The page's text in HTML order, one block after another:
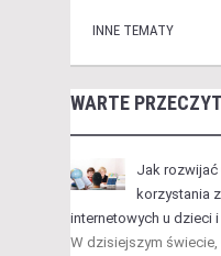
INNE TEMATY
WARTE
Jak
korzystania
internetowych u dzieci i
W dzisiejszym